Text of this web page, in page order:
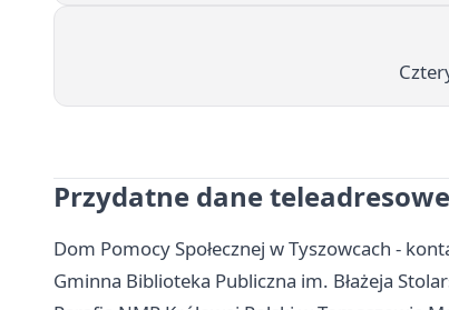
Przydatne dane teleadresowe
Dom Pomocy Społecznej w Tyszowcach -
Gminna Biblioteka Publiczna im. Błażeja